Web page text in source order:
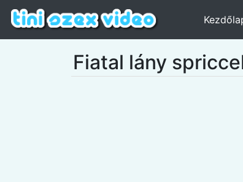
Fiatal lány